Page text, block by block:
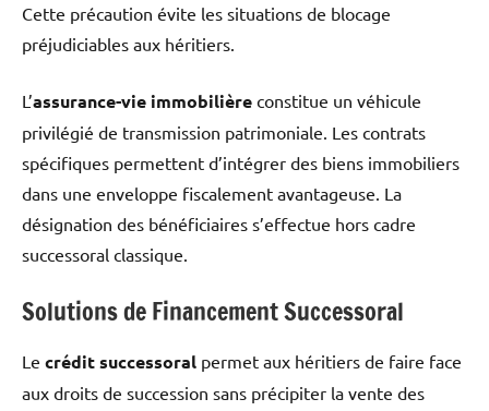
Cette précaution évite les situations de blocage
préjudiciables aux héritiers.
L’assurance-vie immobilière constitue un véhicule
privilégié de transmission patrimoniale. Les contrats
spécifiques permettent d’intégrer des biens immobiliers
dans une enveloppe fiscalement avantageuse. La
désignation des bénéficiaires s’effectue hors cadre
successoral classique.
Solutions de Financement Successoral
Le crédit successoral permet aux héritiers de faire face
aux droits de succession sans précipiter la vente des